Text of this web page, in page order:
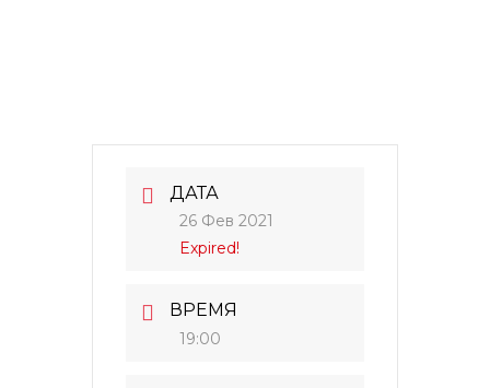
ДАТА
26 Фев 2021
Expired!
ВРЕМЯ
19:00